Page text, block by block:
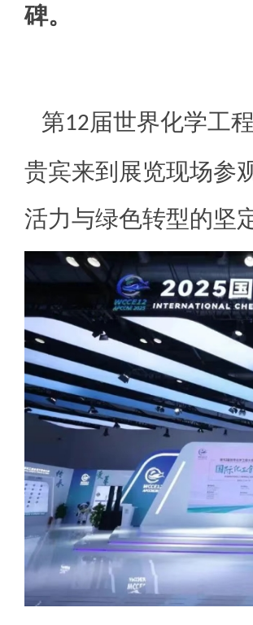
碑。
第12届世界化学工
贵宾来到展览现场参
活力与绿色转型的坚